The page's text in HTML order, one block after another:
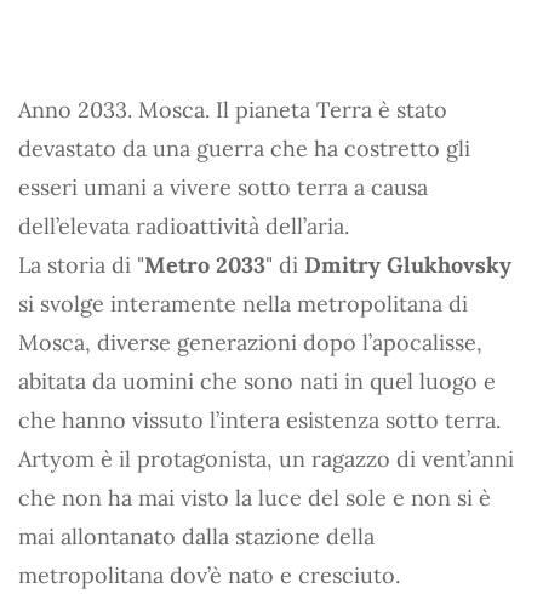
Anno 2033. Mosca. Il pianeta Terra è stato
devastato da una guerra che ha costretto gli
esseri umani a vivere sotto terra a causa
dell’elevata radioattività dell’aria.
La storia di "Metro 2033" di Dmitry Glukhovsky
si svolge interamente nella metropolitana di
Mosca, diverse generazioni dopo l’apocalisse,
abitata da uomini che sono nati in quel luogo e
che hanno vissuto l’intera esistenza sotto terra.
Artyom è il protagonista, un ragazzo di vent’anni
che non ha mai visto la luce del sole e non si è
mai allontanato dalla stazione della
metropolitana dov’è nato e cresciuto.